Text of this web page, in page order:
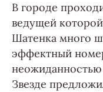
В городе
ведущей которой
Шатенка много
эффектный
Звезде